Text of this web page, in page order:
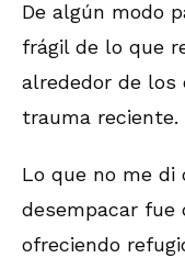
De algún modo
frágil de lo que
alrededor de los
trauma reciente.
Lo que no me di
desempacar fue
ofreciendo